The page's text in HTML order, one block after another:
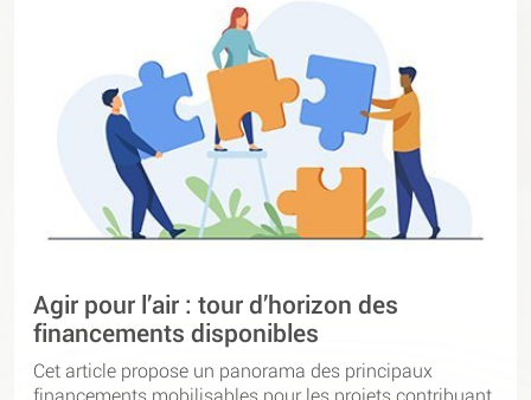
Agir pour l’air : tour d’horizon des
financements disponibles
Cet article propose un panorama des principaux